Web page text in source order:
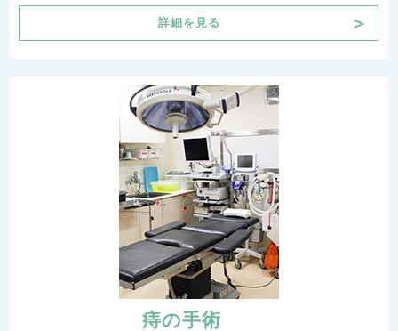
詳細を見る ＞
痔の手術